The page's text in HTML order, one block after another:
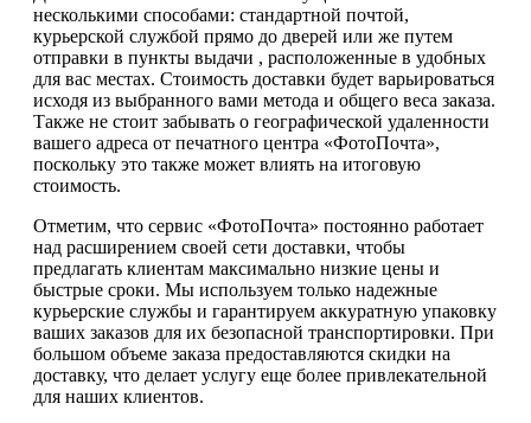
несколькими способами: стандартной почтой,
курьерской службой прямо до дверей или же путем
отправки в пункты выдачи , расположенные в удобных
для вас местах. Стоимость доставки будет варьироваться
исходя из выбранного вами метода и общего веса заказа.
Также не стоит забывать о географической удаленности
вашего адреса от печатного центра «ФотоПочта»,
поскольку это также может влиять на итоговую
стоимость.
Отметим, что сервис «ФотоПочта» постоянно работает
над расширением своей сети доставки, чтобы
предлагать клиентам максимально низкие цены и
быстрые сроки. Мы используем только надежные
курьерские службы и гарантируем аккуратную упаковку
ваших заказов для их безопасной транспортировки. При
большом объеме заказа предоставляются скидки на
доставку, что делает услугу еще более привлекательной
для наших клиентов.